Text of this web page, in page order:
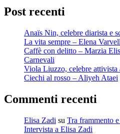
Post recenti
Anaïs Nin, celebre diarista e
La vita sempre – Elena
Caffè con delitto – Marzia
Carnevali
Viola Liuzzo, celebre
Ciechi al rosso – Aliyeh Ataei
Commenti recenti
Elisa Zadi su Tra frammento
Intervista a Elisa Zadi